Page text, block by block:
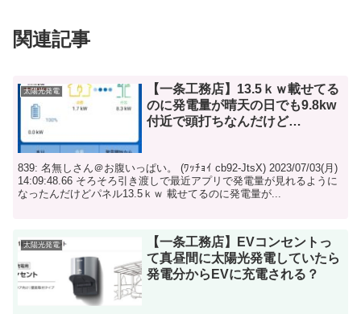
関連記事
太陽光発電
【一条工務店】13.5ｋｗ載せてる
のに発電量が晴天の日でも9.8kw
付近で頭打ちなんだけど…
839: 名無しさん＠お腹いっぱい。 (ﾜｯﾁｮｲ cb92-JtsX) 2023/07/03(月)
14:09:48.66 そろそろ引き渡しで最近アプリで発電量が見れるように
なったんだけどパネル13.5ｋｗ 載せてるのに発電量が...
太陽光発電
【一条工務店】EVコンセントっ
て真昼間に太陽光発電していたら
発電分からEVに充電される？